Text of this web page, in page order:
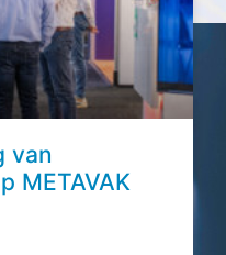
van
METAVAK